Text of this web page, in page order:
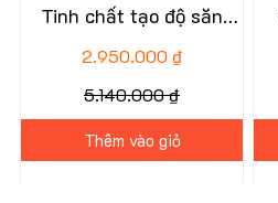
Tinh chất tạo độ săn
chắc cho da ageLOC Tru
Skin dang gói 60 viên
2.950.000 ₫
5.140.000 ₫
Thêm vào giỏ